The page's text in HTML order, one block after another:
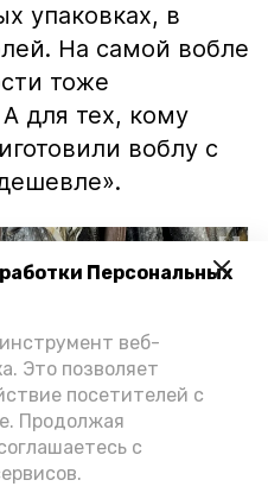
Персональных
веб-
Это позволяет
посетителей с
Продолжая
с
упаковках, в
На самой вобле
тоже
для тех, кому
воблу с